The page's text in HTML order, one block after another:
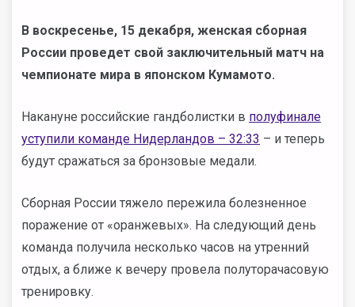
В воскресенье, 15 декабря, женская сборная
России проведет свой заключительный матч на
чемпионате мира в японском Кумамото.
Накануне российские гандболистки в полуфинале
уступили команде Нидерландов – 32:33 – и теперь
будут сражаться за бронзовые медали.
Сборная России тяжело пережила болезненное
поражение от «оранжевых». На следующий день
команда получила несколько часов на утренний
отдых, а ближе к вечеру провела полуторачасовую
тренировку.